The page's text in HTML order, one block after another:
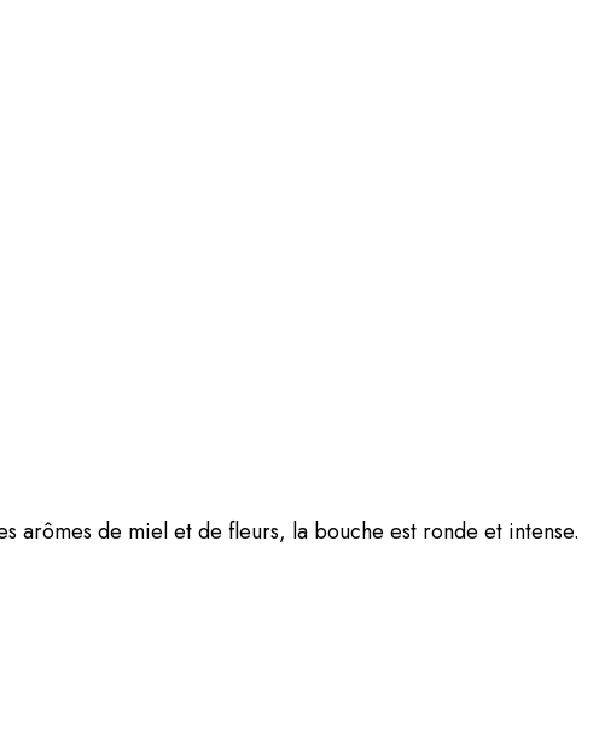
arômes de miel et de fleurs, la bouche est ronde et intense.